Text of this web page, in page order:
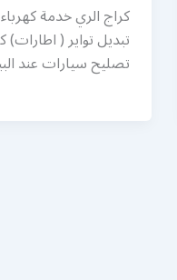
كراج الري خدمة
تبديل تواير (
تصليح سيارات عند